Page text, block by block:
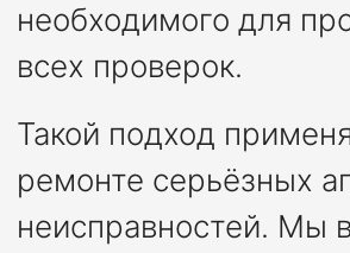
необходимого для
всех проверок.
Такой подход
ремонте серьёзных
неисправностей. Мы